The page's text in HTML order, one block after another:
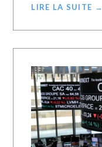
LIRE LA SUITE →